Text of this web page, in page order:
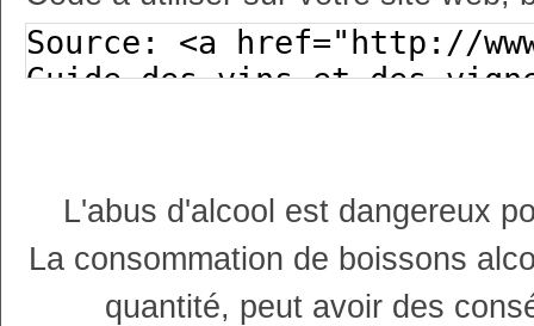
L'abus d'alcool est dangereux
La consommation de boissons
quantité, peut avoir des